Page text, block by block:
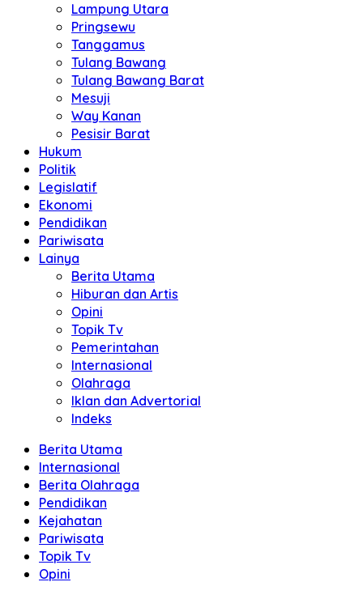
Lampung Utara
Pringsewu
Tanggamus
Tulang Bawang
Tulang Bawang Barat
Mesuji
Way Kanan
Pesisir Barat
Hukum
Politik
Legislatif
Ekonomi
Pendidikan
Pariwisata
Lainya
Berita Utama
Hiburan dan Artis
Opini
Topik Tv
Pemerintahan
Internasional
Olahraga
Iklan dan Advertorial
Indeks
Berita Utama
Internasional
Berita Olahraga
Pendidikan
Kejahatan
Pariwisata
Topik Tv
Opini